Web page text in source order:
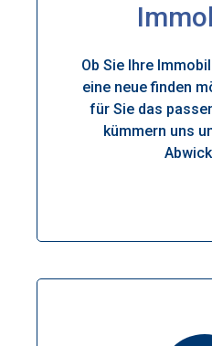
Ob Sie Ihre
eine neue finden
für Sie das
kümmern uns